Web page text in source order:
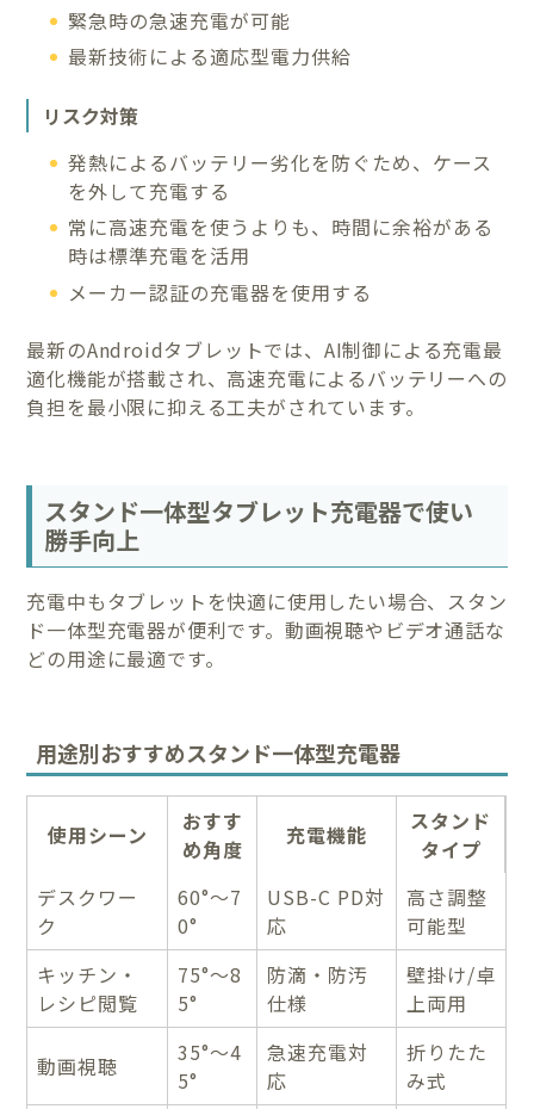
緊急時の急速充電が可能
最新技術による適応型電力供給
リスク対策
発熱によるバッテリー劣化を防ぐため、ケース
を外して充電する
常に高速充電を使うよりも、時間に余裕がある
時は標準充電を活用
メーカー認証の充電器を使用する
最新のAndroidタブレットでは、AI制御による充電最
適化機能が搭載され、高速充電によるバッテリーへの
負担を最小限に抑える工夫がされています。
スタンド一体型タブレット充電器で使い
勝手向上
充電中もタブレットを快適に使用したい場合、スタン
ド一体型充電器が便利です。動画視聴やビデオ通話な
どの用途に最適です。
用途別おすすめスタンド一体型充電器
使用シーン
おすす
め角度
充電機能
スタンド
タイプ
デスクワー
ク
60°〜7
0°
USB-C PD対
応
高さ調整
可能型
キッチン・
レシピ閲覧
75°〜8
5°
防滴・防汚
仕様
壁掛け/卓
上両用
動画視聴
35°〜4
5°
急速充電対
応
折りたた
み式